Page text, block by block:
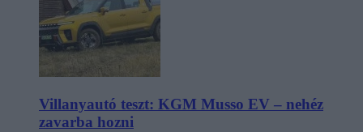
Villanyautó teszt: KGM Musso EV – nehéz
zavarba hozni